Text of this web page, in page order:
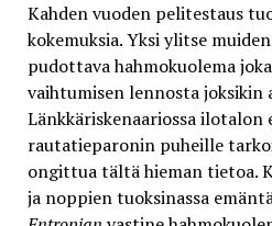
Kahden vuoden pelitestaus
kokemuksia. Yksi ylitse
pudottava hahmokuolema
vaihtumisen lennosta joksikin
Länkkäriskenaariossa ilotalon
rautatieparonin puheille
ongittua tältä hieman tietoa.
ja noppien tuoksinassa